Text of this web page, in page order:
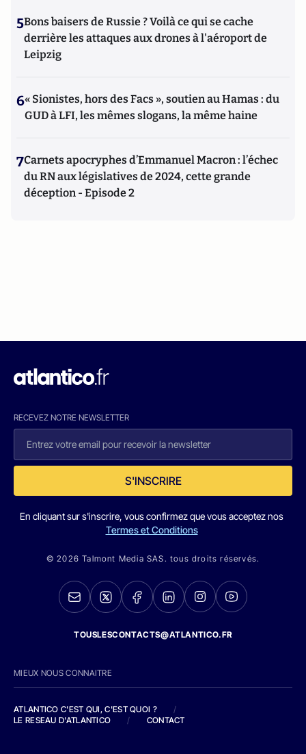
5Bons baisers de Russie ? Voilà ce qui se cache
derrière les attaques aux drones à l'aéroport de
Leipzig
6« Sionistes, hors des Facs », soutien au Hamas : du
GUD à LFI, les mêmes slogans, la même haine
7Carnets apocryphes d’Emmanuel Macron : l’échec
du RN aux législatives de 2024, cette grande
déception - Episode 2
RECEVEZ NOTRE NEWSLETTER
S'INSCRIRE
En cliquant sur s'inscrire, vous confirmez que vous acceptez nos
Termes et Conditions
© 2026 Talmont Media SAS. tous droits réservés.
TOUSLESCONTACTS@ATLANTICO.FR
MIEUX NOUS CONNAITRE
ATLANTICO C'EST QUI, C'EST QUOI ?
/
LE RESEAU D'ATLANTICO
/ CONTACT